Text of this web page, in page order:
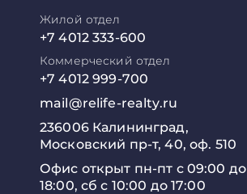
Жилой отдел
+7 4012 333-600
Коммерческий отдел
+7 4012 999-700
mail@relife-realty.ru
236006 Калининград,
Московский пр-т, 40, оф. 510
Офис открыт пн-пт с 09:00 до
18:00, сб с 10:00 до 17:00